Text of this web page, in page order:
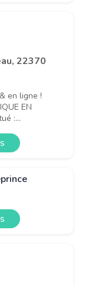
22370
en ligne !
EN
:...